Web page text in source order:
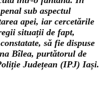
sub aspectul
apei, iar cercetările
situații de fapt,
să fie dispuse
Bîlea, purtătorul de
Județean (IPJ) Iași.